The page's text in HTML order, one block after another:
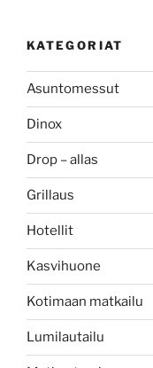
KATEGORIAT
Asuntomessut
Dinox
Drop – allas
Grillaus
Hotellit
Kasvihuone
Kotimaan matkailu
Lumilautailu